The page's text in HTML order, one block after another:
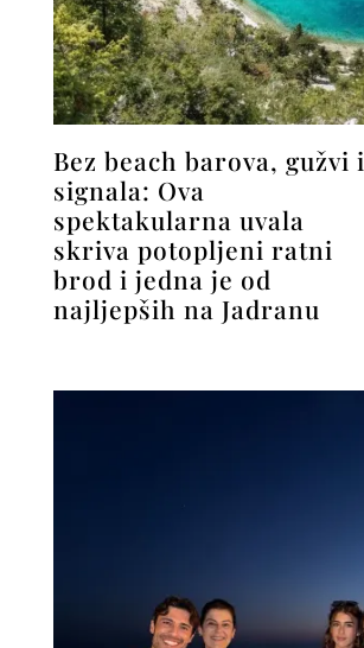
Bez beach barova, gužvi i
signala: Ova
spektakularna uvala
skriva potopljeni ratni
brod i jedna je od
najljepših na Jadranu